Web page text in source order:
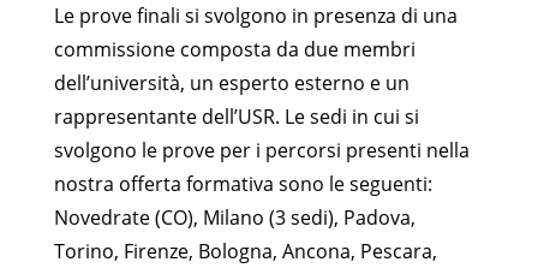
Le prove finali si svolgono in presenza di una
commissione composta da due membri
dell’università, un esperto esterno e un
rappresentante dell’USR. Le sedi in cui si
svolgono le prove per i percorsi presenti nella
nostra offerta formativa sono le seguenti:
Novedrate (CO), Milano (3 sedi), Padova,
Torino, Firenze, Bologna, Ancona, Pescara,